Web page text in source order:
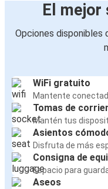
El mejor
Opciones disponibles
WiFi gratuito
Mantente
Tomas de
Mantén tus
Asientos
Disfruta de más
Consigna de
Espacio para
Aseos